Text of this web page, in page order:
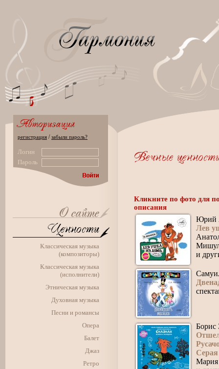
регистрация /забыли пароль?
Логин
Пароль
Классическая музыка
(композиторы)
Классическая музыка
(исполнители)
Этническая музыка
Духовная музыка
Песни и романсы
Опера
Балет
Джаз
Ретро
Кликните по фото для
описания
Юрий
Лев
и
Борис
Серая
Мария